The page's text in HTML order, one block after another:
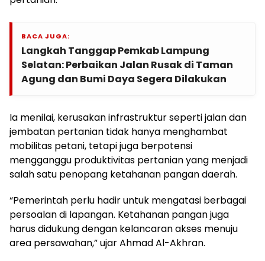
BACA JUGA:
Langkah Tanggap Pemkab Lampung
Selatan: Perbaikan Jalan Rusak di Taman
Agung dan Bumi Daya Segera Dilakukan
Ia menilai, kerusakan infrastruktur seperti jalan dan
jembatan pertanian tidak hanya menghambat
mobilitas petani, tetapi juga berpotensi
mengganggu produktivitas pertanian yang menjadi
salah satu penopang ketahanan pangan daerah.
“Pemerintah perlu hadir untuk mengatasi berbagai
persoalan di lapangan. Ketahanan pangan juga
harus didukung dengan kelancaran akses menuju
area persawahan,” ujar Ahmad Al-Akhran.